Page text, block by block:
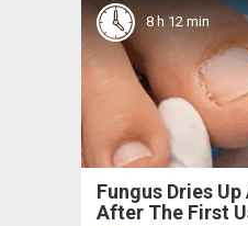
8 h 12 min
Fungus Dries
After The First